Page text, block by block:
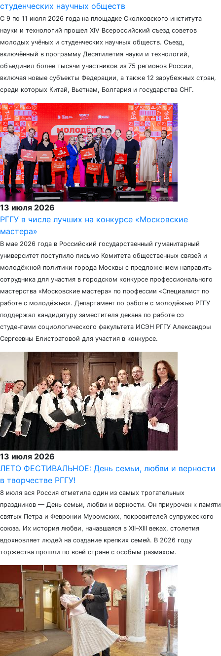
студенческих научных обществ
С 9 по 11 июля 2026 года на площадке Сколковского института
науки и технологий прошел XIV Всероссийский съезд советов
молодых учёных и студенческих научных обществ. Съезд,
включённый в программу Десятилетия науки и технологий,
объединил более тысячи участников из 75 регионов России,
включая новые субъекты Федерации, а также 12 зарубежных стран,
среди которых Китай, Вьетнам, Болгария и государства СНГ.
13 июля 2026
РГГУ в числе лучших на конкурсе «Московские
мастера»
В мае 2026 года в Российский государственный гуманитарный
университет поступило письмо Комитета общественных связей и
молодёжной политики города Москвы с предложением направить
сотрудника для участия в городском конкурсе профессионального
мастерства «Московские мастера» по профессии «Специалист по
работе с молодёжью». Департамент по работе с молодёжью РГГУ
поддержал кандидатуру заместителя декана по работе со
студентами социологического факультета ИСЭН РГГУ Александры
Сергеевны Елистратовой для участия в конкурсе.
13 июля 2026
ЛЕТО ФЕСТИВАЛЬНОЕ: День семьи, любви и верности
в творчестве РГГУ!
8 июля вся Россия отметила один из самых трогательных
праздников — День семьи, любви и верности. Он приурочен к памяти
святых Петра и Февронии Муромских, покровителей супружеского
союза. Их история любви, начавшаяся в XII–XIII веках, столетия
вдохновляет людей на создание крепких семей. В 2026 году
торжества прошли по всей стране с особым размахом.